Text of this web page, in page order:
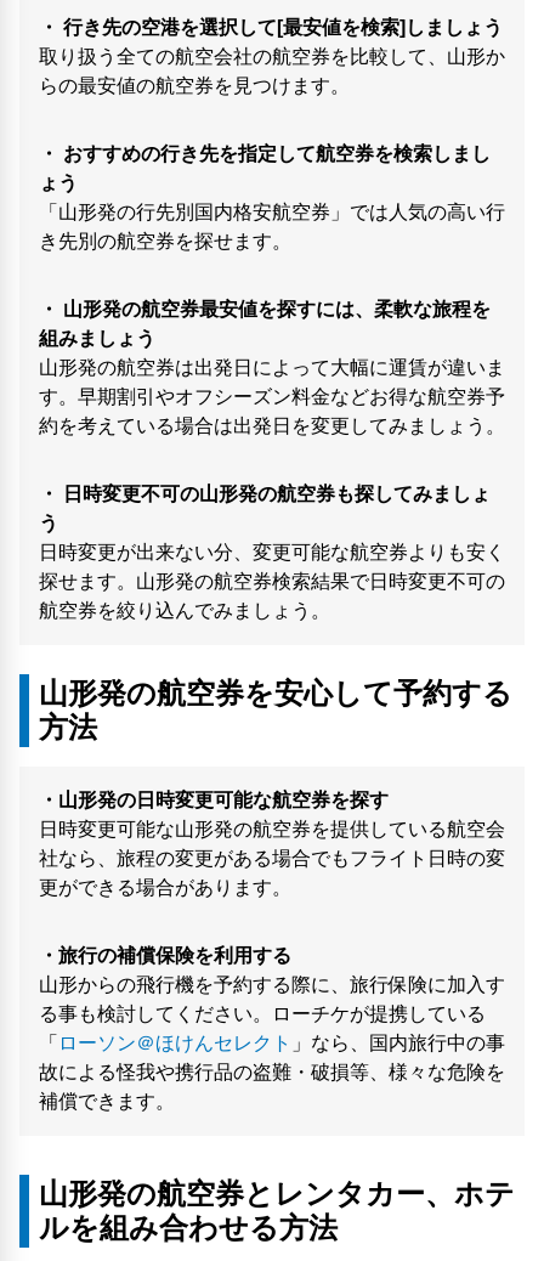
・ 行き先の空港を選択して[最安値を検索]しましょう
取り扱う全ての航空会社の航空券を比較して、山形か
らの最安値の航空券を見つけます。
・ おすすめの行き先を指定して航空券を検索しまし
ょう
「山形発の行先別国内格安航空券」では人気の高い行
き先別の航空券を探せます。
・ 山形発の航空券最安値を探すには、柔軟な旅程を
組みましょう
山形発の航空券は出発日によって大幅に運賃が違いま
す。早期割引やオフシーズン料金などお得な航空券予
約を考えている場合は出発日を変更してみましょう。
・ 日時変更不可の山形発の航空券も探してみましょ
う
日時変更が出来ない分、変更可能な航空券よりも安く
探せます。山形発の航空券検索結果で日時変更不可の
航空券を絞り込んでみましょう。
山形発の航空券を安心して予約する
方法
・山形発の日時変更可能な航空券を探す
日時変更可能な山形発の航空券を提供している航空会
社なら、旅程の変更がある場合でもフライト日時の変
更ができる場合があります。
・旅行の補償保険を利用する
山形からの飛行機を予約する際に、旅行保険に加入す
る事も検討してください。ローチケが提携している
「 ローソン＠ほけんセレクト 」なら、国内旅行中の事
故による怪我や携行品の盗難・破損等、様々な危険を
補償できます。
山形発の航空券とレンタカー、ホテ
ルを組み合わせる方法